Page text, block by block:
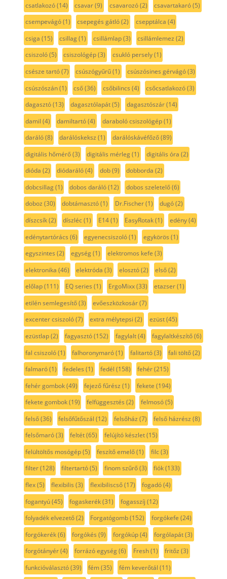
csatlakozó(14) csavar(9) csavarozó(2) csavartakaró(5)
csempevágó(1) csepegés gátló(2) csepptálca (4)
csiga (15) csillag(1) csillámlap(3) csillámlemez (2)
csiszoló(5) csiszológép(3) csukló persely(1)
csésze tartó(7) csúszógyűrű(1) csúszósines gérvágó(3)
csúszószán(1) cső(36) csőbilincs (4) csőcsatlakozó(3)
dagasztó(13) dagasztólapát(5) dagasztószár(14)
damil (4) damiltartó(4) daraboló csiszológép(1)
daráló(8) darálóskeksz (1) darálóskávéfőző(89)
digitális hőmérő(3) digitális mérleg(1) digitális óra (2)
dióda (2) diódaráló(4) dob(9) dobborda (2)
dobcsillag(1) dobos daráló(12) dobos szeletelő(6)
doboz (30) dobtámasztó(1) Dr.Fischer(1) dugó(2)
díszcsík(2) díszléc(1) E14(1) EasyRotak(1) edény(4)
edénytartórács (6) egyenecsiszoló(1) egykörös (1)
egyszintes (2) egység(1) elektromos kefe (3)
elektronika (46) elektróda (3) elosztó(2) első(2)
előlap(111) EQ series (1) ErgoMixx(33) etazser(1)
etilén semlegesítő(3) evőeszközkosár(7)
excenter csiszoló(7) extra mélytepsi (2) ezüst(45)
ezüstlap(2) fagyasztó(152) fagylalt(4) fagylaltkészítő(6)
fal csiszoló(1) falhoronymaró(1) falitartó(3) fali töltő(2)
falmaró(1) fedeles (1) fedél (158) fehér(215)
fehér gombok(49) fejező fűrész (1) fekete (194)
fekete gombok(19) felfüggesztés (2) felmosó(5)
felső(36) felsőfűtőszál (12) felsőház (7) felső házrész (8)
felsőmaró(3) feltét(65) felújító készlet(15)
felültöltős mosógép(5) feszítő emelő(1) filc(3)
filter(128) filtertartó(5) finom szűrő(3) fiók(133)
flex(5) flexibilis (3) flexibiliscső(17) fogadó(4)
fogantyú(45) fogaskerék(31) fogasszíj (12)
folyadék elvezető(2) Forgatógomb(152) forgókefe (24)
forgókerék(6) forgókés (9) forgókúp(4) forgólapát(3)
forgótányér(4) forrázó egység(6) Fresh(1) fritőz (3)
funkcióválasztó(39) fém(35) fém keverőtál (11)